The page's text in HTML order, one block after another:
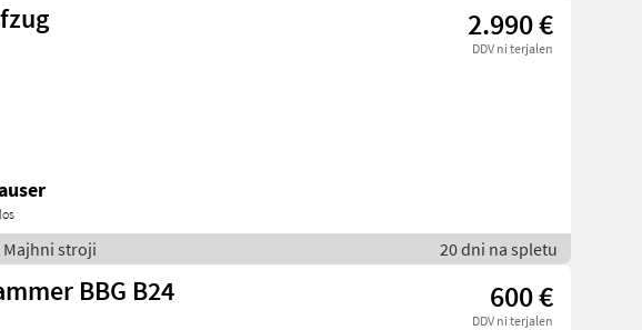
2.990 €
DDV ni terjalen
stroji 20 dni na spletu
BBG B24 600 €
DDV ni terjalen